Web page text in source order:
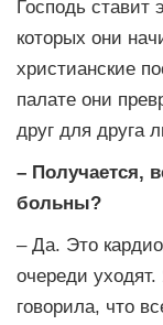
Господь ставит
которых они
христианские
палате они
друг для друга
– Получается,
больны?
– Да. Это
очереди
говорила, что